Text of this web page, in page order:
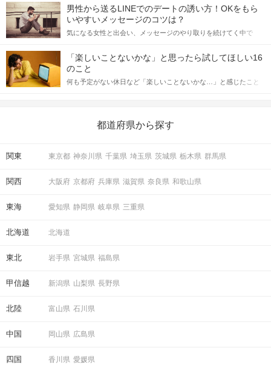
てアプローチできるかにも左右されます。 これから恋人作りを本
格的に始めようとしている方は、女性が異性を求めて出すサイン
をしっかりと理解し、正しい行動に移せるかどうかが重要。 この
記事では、女性が話しかけて欲しい時に出すサインとその心理を
合にどのような行動に繋げるべきかをご紹介していきます。
男性から送るLINEでのデートの誘い方！OKをもら
いやすいメッセージのコツは？
気になる女性と出会い、メッセージのやり取りを続けてく中で
しかし、中には「どう誘ったらいいの？」とお困りの男性もいら
っしゃるのではないでしょうか。 そこで今回は、男性から女性へ
送るLINEでのデートの誘い方のコツをご紹介します。例文も混じ
えながら解説するので、ぜひ参考にしてください。
「楽しいことないかな」と思ったら試してほしい16
のこと
何も予定がない休日など「楽しいことないかな…」と感じたこと
の楽しいことアイデアを集めました♪ いままさに楽しいことを探し
都道府県から探す
関東 東京都 神奈川県 千葉県 埼玉県 茨城県 栃木県 群馬県
関西 大阪府 京都府 兵庫県 滋賀県 奈良県 和歌山県
東海 愛知県 静岡県 岐阜県 三重県
北海道 北海道
東北 岩手県 宮城県 福島県
甲信越 新潟県 山梨県 長野県
北陸 富山県 石川県
中国 岡山県 広島県
四国 香川県 愛媛県